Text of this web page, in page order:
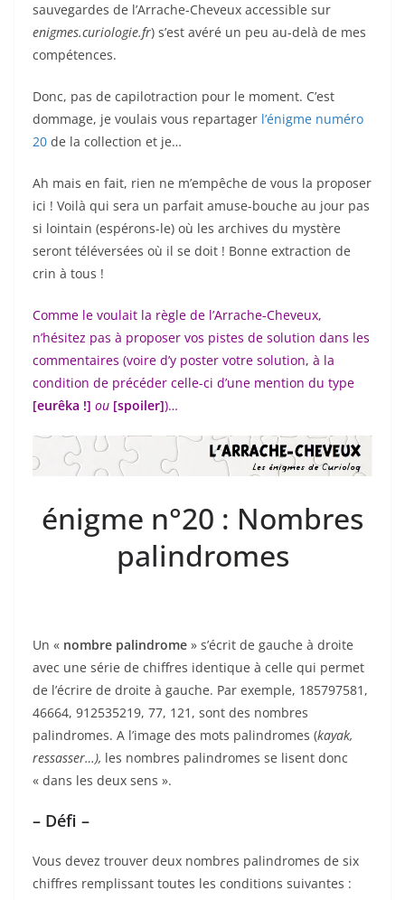
sauvegardes de l’Arrache-Cheveux accessible sur
enigmes.curiologie.fr) s’est avéré un peu au-delà de mes
compétences.
Donc, pas de capilotraction pour le moment. C’est
dommage, je voulais vous repartager l’énigme numéro
20 de la collection et je…
Ah mais en fait, rien ne m’empêche de vous la proposer
ici ! Voilà qui sera un parfait amuse-bouche au jour pas
si lointain (espérons-le) où les archives du mystère
seront téléversées où il se doit ! Bonne extraction de
crin à tous !
Comme le voulait la règle de l’Arrache-Cheveux,
n’hésitez pas à proposer vos pistes de solution dans les
commentaires (voire d’y poster votre solution, à la
condition de précéder celle-ci d’une mention du type
[eurêka !] ou [spoiler])…
énigme n°20 : Nombres
palindromes
Un « nombre palindrome » s’écrit de gauche à droite
avec une série de chiffres identique à celle qui permet
de l’écrire de droite à gauche. Par exemple, 185797581,
46664, 912535219, 77, 121, sont des nombres
palindromes. A l’image des mots palindromes (kayak,
ressasser…), les nombres palindromes se lisent donc
« dans les deux sens ».
– Défi –
Vous devez trouver deux nombres palindromes de six
chiffres remplissant toutes les conditions suivantes :